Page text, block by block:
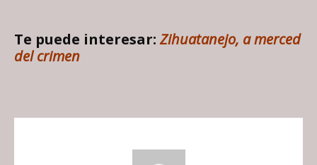
Te puede interesar:Zihuatanejo, a merced
del crimen